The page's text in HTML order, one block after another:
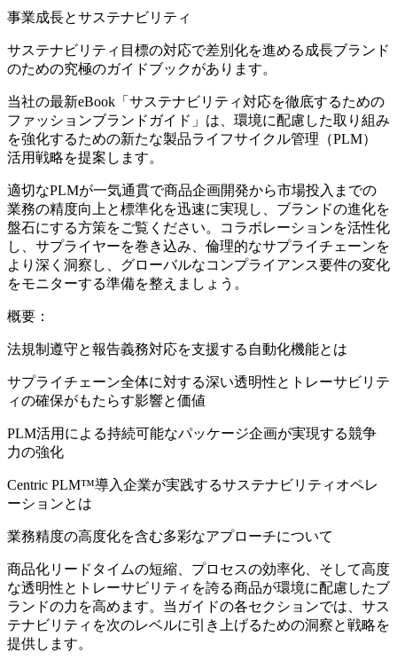
事業成長とサステナビリティ
サステナビリティ目標の対応で差別化を進める成長ブランド
のための究極のガイドブックがあります。
当社の最新eBook「サステナビリティ対応を徹底するための
ファッションブランドガイド」は、環境に配慮した取り組み
を強化するための新たな製品ライフサイクル管理（PLM）
活用戦略を提案します。
適切なPLMが一気通貫で商品企画開発から市場投入までの
業務の精度向上と標準化を迅速に実現し、ブランドの進化を
盤石にする方策をご覧ください。コラボレーションを活性化
し、サプライヤーを巻き込み、倫理的なサプライチェーンを
より深く洞察し、グローバルなコンプライアンス要件の変化
をモニターする準備を整えましょう。
概要：
法規制遵守と報告義務対応を支援する自動化機能とは
サプライチェーン全体に対する深い透明性とトレーサビリテ
ィの確保がもたらす影響と価値
PLM活用による持続可能なパッケージ企画が実現する競争
力の強化
Centric PLM™導入企業が実践するサステナビリティオペレ
ーションとは
業務精度の高度化を含む多彩なアプローチについて
商品化リードタイムの短縮、プロセスの効率化、そして高度
な透明性とトレーサビリティを誇る商品が環境に配慮したブ
ランドの力を高めます。当ガイドの各セクションでは、サス
テナビリティを次のレベルに引き上げるための洞察と戦略を
提供します。